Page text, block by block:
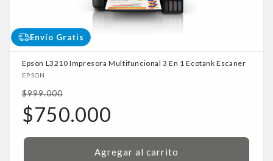
Envío Gratis
Epson L3210 Impresora Multifuncional 3 En 1 Ecotank Escaner
Proveedor:
EPSON
Precio
habitual
$999.000
Precio
de
oferta
$750.000
Agregar al carrito